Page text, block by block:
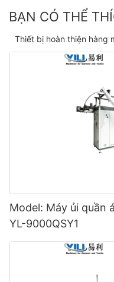
BẠN CÓ THỂ
Thiết bị hoàn thiện hàng
Model: Máy ủi quần
YL-9000QSY1